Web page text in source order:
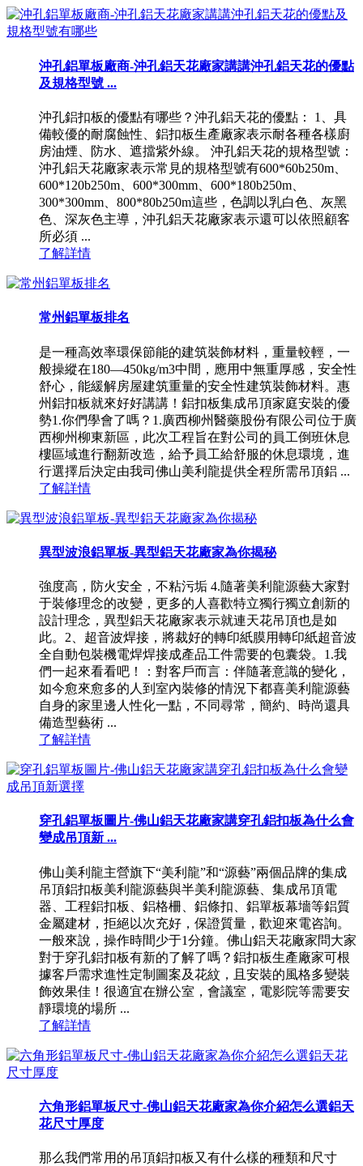
沖孔鋁單板廠商-沖孔鋁天花廠家講講沖孔鋁天花的優點
及規格型號 ...
沖孔鋁扣板的優點有哪些？沖孔鋁天花的優點： 1、具
備較優的耐腐蝕性、鋁扣板生產廠家表示耐各種各樣廚
房油煙、防水、遮擋紫外線。 沖孔鋁天花的規格型號：
沖孔鋁天花廠家表示常見的規格型號有600*60b250m、
600*120b250m、600*300mm、600*180b250m、
300*300mm、800*80b250m這些，色調以乳白色、灰黑
色、深灰色主導，沖孔鋁天花廠家表示還可以依照顧客
所必須 ...
了解詳情
常州鋁單板排名
是一種高效率環保節能的建筑裝飾材料，重量較輕，一
般操縱在180—450kg/m3中間，應用中無重厚感，安全性
舒心，能緩解房屋建筑重量的安全性建筑裝飾材料。惠
州鋁扣板就來好好講講！鋁扣板集成吊頂家庭安裝的優
勢1.你們學會了嗎？1.廣西柳州醫藥股份有限公司位于廣
西柳州柳東新區，此次工程旨在對公司的員工倒班休息
樓區域進行翻新改造，給予員工給舒服的休息環境，進
行選擇后決定由我司佛山美利龍提供全程所需吊頂鋁 ...
了解詳情
異型波浪鋁單板-異型鋁天花廠家為你揭秘
強度高，防火安全，不粘污垢 4.隨著美利龍源藝大家對
于裝修理念的改變，更多的人喜歡特立獨行獨立創新的
設計理念，異型鋁天花廠家表示就連天花吊頂也是如
此。2、超音波焊接，將裁好的轉印紙膜用轉印紙超音波
全自動包裝機電焊焊接成產品工件需要的包囊袋。1.我
們一起來看看吧！：對客戶而言：伴隨著意識的變化，
如今愈來愈多的人到室內裝修的情況下都喜美利龍源藝
自身的家里邊人性化一點，不同尋常，簡約、時尚還具
備造型藝術 ...
了解詳情
穿孔鋁單板圖片-佛山鋁天花廠家講穿孔鋁扣板為什么會
變成吊頂新 ...
佛山美利龍主營旗下“美利龍”和“源藝”兩個品牌的集成
吊頂鋁扣板美利龍源藝與半美利龍源藝、集成吊頂電
器、工程鋁扣板、鋁格柵、鋁條扣、鋁單板幕墻等鋁質
金屬建材，拒絕以次充好，保證質量，歡迎來電咨詢。
一般來說，操作時間少于1分鐘。佛山鋁天花廠家問大家
對于穿孔鋁扣板有新的了解了嗎？鋁扣板生產廠家可根
據客戶需求進性定制圖案及花紋，且安裝的風格多變裝
飾效果佳！很適宜在辦公室，會議室，電影院等需要安
靜環境的場所 ...
了解詳情
六角形鋁單板尺寸-佛山鋁天花廠家為你介紹怎么選鋁天
花尺寸厚度
那么我們常用的吊頂鋁扣板又有什么樣的種類和尺寸